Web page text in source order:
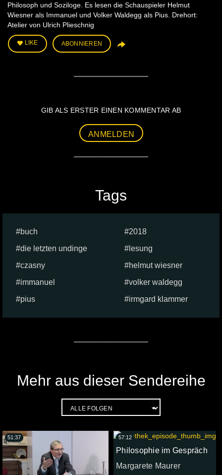
Philosoph und Soziloge. Es lesen die Schauspieler Helmut
Wiesner als Immanuel und Volker Waldegg als Pius. Drehort:
Atelier von Ulrich Plieschnig
LIKE ABONNIEREN
GIB ALS ERSTER EINEN KOMMENTAR AB
ANMELDEN
Tags
buch
2018
die letzten undinge
lesung
czasny
helmut wiesner
immanuel
volker waldegg
pius
irmgard klammer
Mehr aus dieser Sendereihe
51:37
Philosophie im Gespräch
Margarete Maurer
57:12